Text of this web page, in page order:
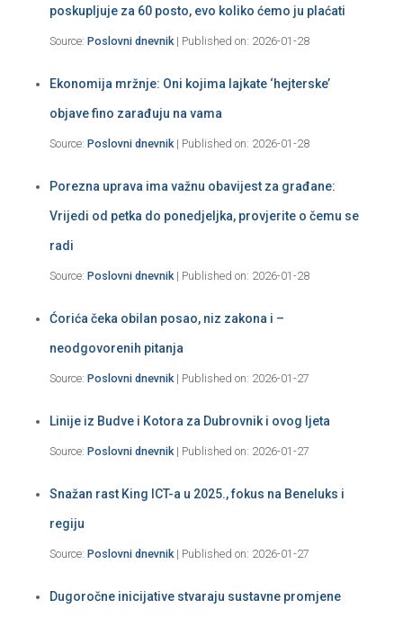
poskupljuje za 60 posto, evo koliko ćemo ju plaćati
Source: Poslovni dnevnik Published on: 2026-01-28
Ekonomija mržnje: Oni kojima lajkate ‘hejterske’
objave fino zarađuju na vama
Source: Poslovni dnevnik Published on: 2026-01-28
Porezna uprava ima važnu obavijest za građane:
Vrijedi od petka do ponedjeljka, provjerite o čemu se
radi
Source: Poslovni dnevnik Published on: 2026-01-28
Ćorića čeka obilan posao, niz zakona i –
neodgovorenih pitanja
Source: Poslovni dnevnik Published on: 2026-01-27
Linije iz Budve i Kotora za Dubrovnik i ovog ljeta
Source: Poslovni dnevnik Published on: 2026-01-27
Snažan rast King ICT-a u 2025., fokus na Beneluks i
regiju
Source: Poslovni dnevnik Published on: 2026-01-27
Dugoročne inicijative stvaraju sustavne promjene